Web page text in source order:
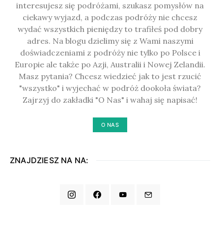
interesujesz się podróżami, szukasz pomysłów na
ciekawy wyjazd, a podczas podróży nie chcesz
wydać wszystkich pieniędzy to trafiłeś pod dobry
adres. Na blogu dzielimy się z Wami naszymi
doświadczeniami z podróży nie tylko po Polsce i
Europie ale także po Azji, Australii i Nowej Zelandii.
Masz pytania? Chcesz wiedzieć jak to jest rzucić
"wszystko" i wyjechać w podróż dookoła świata?
Zajrzyj do zakładki "O Nas" i wahaj się napisać!
O NAS
ZNAJDZIESZ NA NA: